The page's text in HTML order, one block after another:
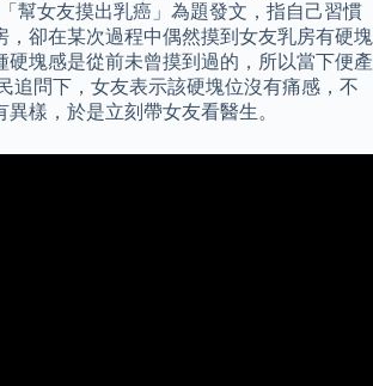
幫女友摸出乳癌」為題發文，指自己習慣
，卻在某次過程中偶然摸到女友乳房有硬塊
硬塊感是從前未曾摸到過的，所以當下便產
追問下，女友表示該硬塊位沒有痛感，不
樣，於是立刻帶女友看醫生。